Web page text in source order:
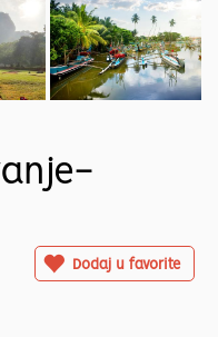
Dodaj u favorite